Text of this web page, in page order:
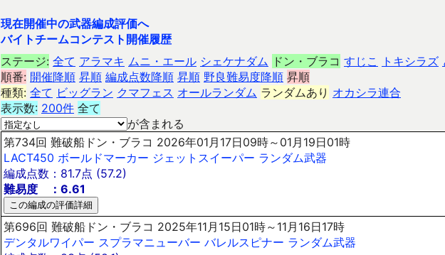
現在開催中の武器編成評価へ
バイトチームコンテスト開催履歴
ステージ: 全て アラマキ ムニ・エール シェケナダム ドン・ブラコ すじこ トキシラズ
順番: 開催降順 昇順 編成点数降順 昇順 野良難易度降順 昇順
種類: 全て ビッグラン クマフェス オールランダム ランダムあり オカシラ連合
表示数: 200件 全て
が含まれる
第734回 難破船ドン・ブラコ 2026年01月17日09時～01月19日01時
LACT450 ボールドマーカー ジェットスイーパー ランダム武器
編成点数：81.7点 (57.2)
難易度 ：6.61
第696回 難破船ドン・ブラコ 2025年11月15日01時～11月16日17時
デンタルワイパー スプラマニューバー バレルスピナー ランダム武器